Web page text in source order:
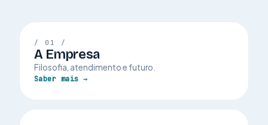
/ 01 /
A Empresa
Filosofia, atendimento e futuro.
Saber mais →